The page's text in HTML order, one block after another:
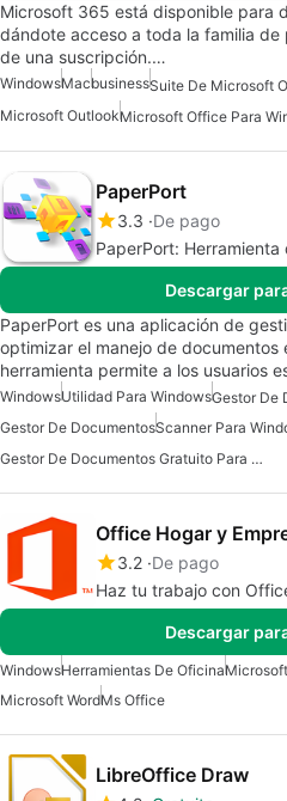
Microsoft 365 está disponible para
dándote acceso a toda la familia
de una suscripción.…
WindowsMacbusiness
Microsoft OutlookMicrosoft Office Para
PaperPort
3.3 De pago
PaperPort:
Descargar
PaperPort es una aplicación de
optimizar el manejo de documentos
herramienta permite a los usuarios
WindowsUtilidad Para WindowsGestor De
Gestor De DocumentosScanner Para
Gestor De Documentos Gratuito Para Windows
Office Hogar y
3.2 De pago
Haz tu trabajo con
Descargar
WindowsHerramientas De Oficina
Microsoft WordMs Office
LibreOffice Draw